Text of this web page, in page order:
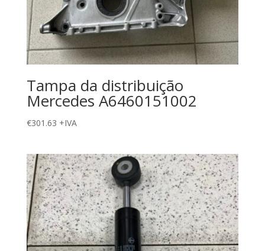
Tampa da distribuição
Mercedes A6460151002
€301.63 +IVA